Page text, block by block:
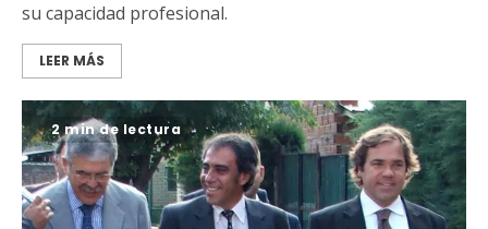
su capacidad profesional.
LEER MÁS
2 min de lectura